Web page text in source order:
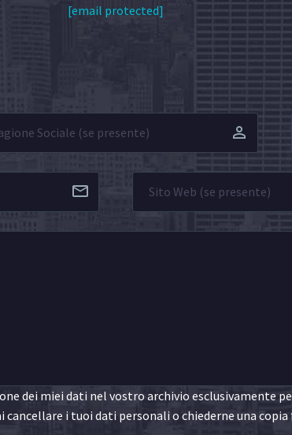
[email protected]
dei miei dati nel vostro archivio esclusivamente
i tuoi dati personali o chiederne una